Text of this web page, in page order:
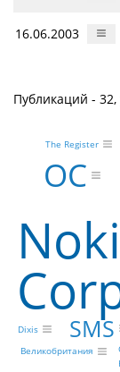
16.06.2003
Публикаций -
ОС
SMS
Dixis
Великобритания
The Register